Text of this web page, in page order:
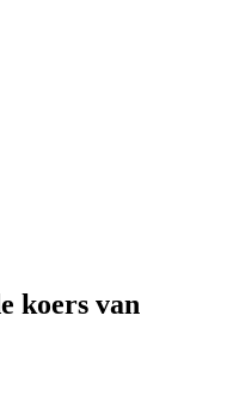
koers van